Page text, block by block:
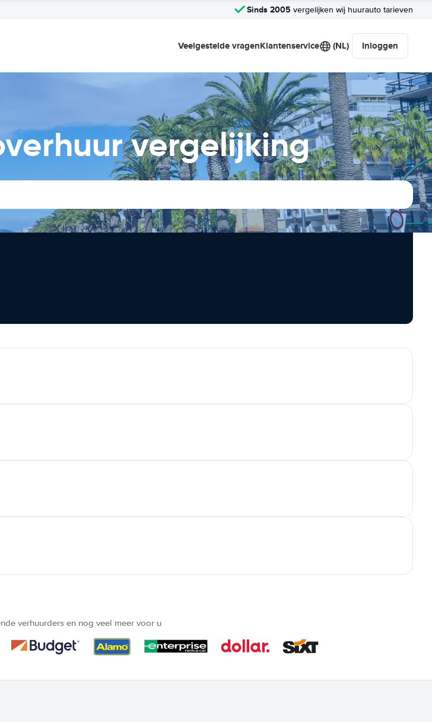
Sinds 2005 vergelijken wij huurauto tarieven
Veelgestelde vragenKlantenservice (NL) Inloggen
vergelijking
verhuurders en nog veel meer voor u